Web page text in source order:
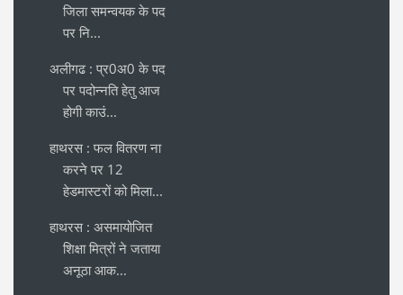
जिला समन्वयक के पद
पर नि...
अलीगढ : प्र0अ0 के पद
पर पदोन्नति हेतु आज
होगी काउं...
हाथरस : फल वितरण ना
करने पर 12
हेडमास्टरों को मिला...
हाथरस : असमायोजित
शिक्षा मित्रों ने जताया
अनूठा आक...